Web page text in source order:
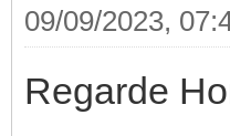
09/09/2023,
Regarde